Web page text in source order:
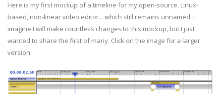
Here is my first mockup of a timeline for my open-source, Linux-
based, non-linear video editor... which still remains unnamed. I
imagine I will make countless changes to this mockup, but I just
wanted to share the first of many. Click on the image for a larger
version.